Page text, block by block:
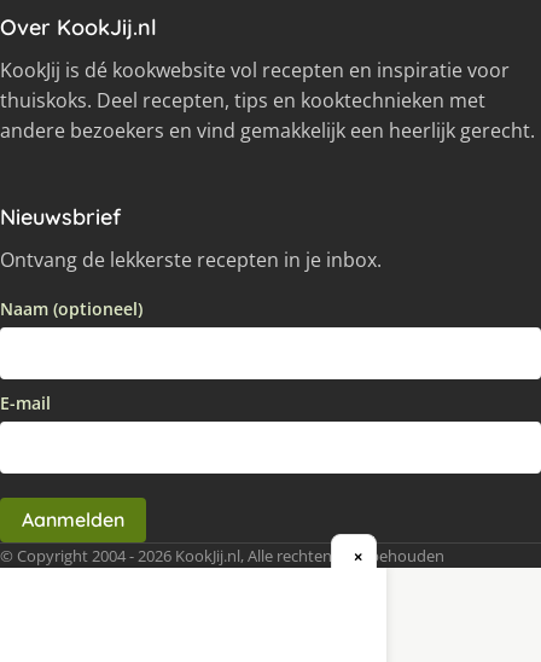
Over KookJij.nl
KookJij is dé kookwebsite vol recepten en inspiratie voor
thuiskoks. Deel recepten, tips en kooktechnieken met
andere bezoekers en vind gemakkelijk een heerlijk gerecht.
Nieuwsbrief
Ontvang de lekkerste recepten in je inbox.
Naam (optioneel)
E-mail
Aanmelden
© Copyright 2004 - 2026 KookJij.nl, Alle rechten voorbehouden
×